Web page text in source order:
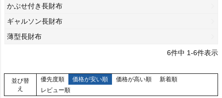
かぶせ付き長財布
ギャルソン長財布
薄型長財布
6件中 1-6件表示
並び替
え
優先度順 価格が安い順 価格が高い順
新着順
レビュー順